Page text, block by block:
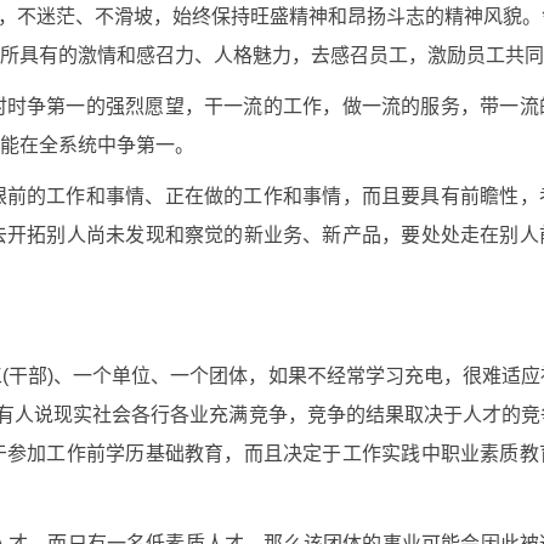
不迷茫、不滑坡，始终保持旺盛精神和昂扬斗志的精神风貌
具有的激情和感召力、人格魅力，去感召员工，激励员工共
争第一的强烈愿望，干一流的工作，做一流的服务，带一
在全系统中争第一。
的工作和事情、正在做的工作和事情，而且要具有前瞻性
拓别人尚未发现和察觉的新业务、新产品，要处处走在别
部)、一个单位、一个团体，如果不经常学习充电，很难适
人说现实社会各行各业充满竞争，竞争的结果取决于人才的
加工作前学历基础教育，而且决定于工作实践中职业素质